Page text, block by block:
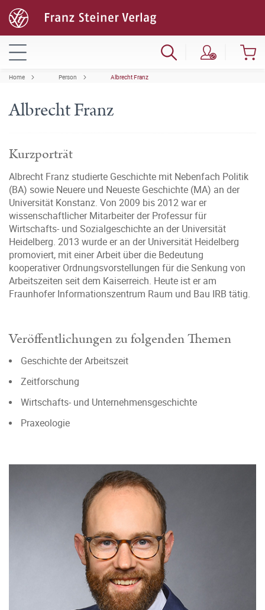
Home Person Albrecht Franz
Albrecht Franz
Kurzporträt
Albrecht Franz studierte Geschichte mit Nebenfach Politik
(BA) sowie Neuere und Neueste Geschichte (MA) an der
Universität Konstanz. Von 2009 bis 2012 war er
wissenschaftlicher Mitarbeiter der Professur für
Wirtschafts- und Sozialgeschichte an der Universität
Heidelberg. 2013 wurde er an der Universität Heidelberg
promoviert, mit einer Arbeit über die Bedeutung
kooperativer Ordnungsvorstellungen für die Senkung von
Arbeitszeiten seit dem Kaiserreich. Heute ist er am
Fraunhofer Informationszentrum Raum und Bau IRB tätig.
Veröffentlichungen zu folgenden Themen
Geschichte der Arbeitszeit
Zeitforschung
Wirtschafts- und Unternehmensgeschichte
Praxeologie